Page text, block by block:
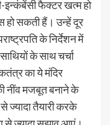
इन्कंबेंसी फैक्टर खत्म हो
सकती हैं। उन्हें दूर
के निर्देशन में
के साथ चर्चा
का ये मंदिर
नींव मजबूत बनाने के
ज्यादा तैयारी करके